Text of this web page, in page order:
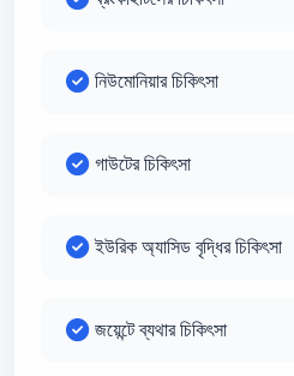
নিউমোনিয়ার চিকিৎসা
গাউটের চিকিৎসা
ইউরিক অ্যাসিড বৃদ্ধির চিকিৎসা
জয়েন্টে ব্যথার চিকিৎসা